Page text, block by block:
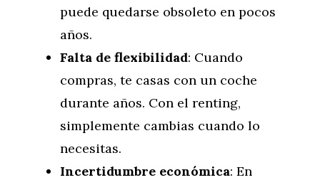
puede quedarse obsoleto en pocos
años.
Falta de flexibilidad: Cuando
compras, te casas con un coche
durante años. Con el renting,
simplemente cambias cuando lo
necesitas.
Incertidumbre económica: En